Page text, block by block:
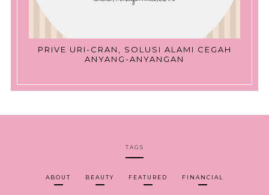
PRIVE URI-CRAN, SOLUSI ALAMI CEGAH
ANYANG-ANYANGAN
TAGS
ABOUT BEAUTY FEATURED FINANCIAL